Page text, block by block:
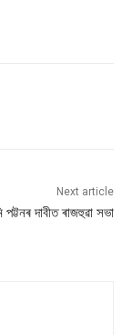
Next article
পট্টনৰ দাবীত ৰাজহুৱা সভা